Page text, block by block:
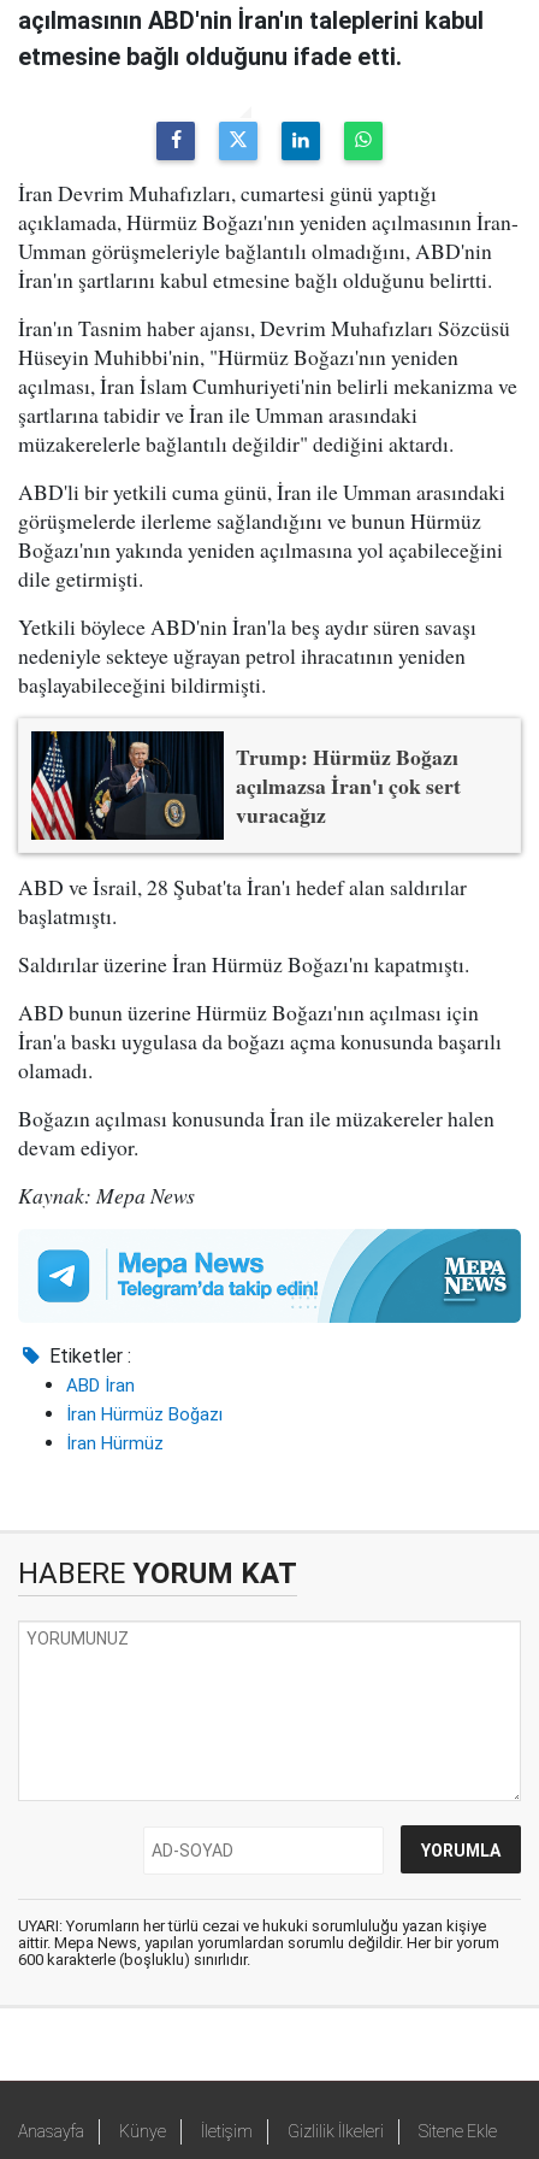
açılmasının ABD'nin İran'ın taleplerini kabul
etmesine bağlı olduğunu ifade etti.
İran Devrim Muhafızları, cumartesi günü yaptığı
açıklamada, Hürmüz Boğazı'nın yeniden açılmasının İran-
Umman görüşmeleriyle bağlantılı olmadığını, ABD'nin
İran'ın şartlarını kabul etmesine bağlı olduğunu belirtti.
İran'ın Tasnim haber ajansı, Devrim Muhafızları Sözcüsü
Hüseyin Muhibbi'nin, "Hürmüz Boğazı'nın yeniden
açılması, İran İslam Cumhuriyeti'nin belirli mekanizma ve
şartlarına tabidir ve İran ile Umman arasındaki
müzakerelerle bağlantılı değildir" dediğini aktardı.
ABD'li bir yetkili cuma günü, İran ile Umman arasındaki
görüşmelerde ilerleme sağlandığını ve bunun Hürmüz
Boğazı'nın yakında yeniden açılmasına yol açabileceğini
dile getirmişti.
Yetkili böylece ABD'nin İran'la beş aydır süren savaşı
nedeniyle sekteye uğrayan petrol ihracatının yeniden
başlayabileceğini bildirmişti.
Trump: Hürmüz Boğazı
açılmazsa İran'ı çok sert
vuracağız
ABD ve İsrail, 28 Şubat'ta İran'ı hedef alan saldırılar
başlatmıştı.
Saldırılar üzerine İran Hürmüz Boğazı'nı kapatmıştı.
ABD bunun üzerine Hürmüz Boğazı'nın açılması için
İran'a baskı uygulasa da boğazı açma konusunda başarılı
olamadı.
Boğazın açılması konusunda İran ile müzakereler halen
devam ediyor.
Kaynak: Mepa News
Etiketler :
ABD İran
İran Hürmüz Boğazı
İran Hürmüz
HABERE YORUM KAT
UYARI: Yorumların her türlü cezai ve hukuki sorumluluğu yazan kişiye
aittir. Mepa News, yapılan yorumlardan sorumlu değildir. Her bir yorum
600 karakterle (boşluklu) sınırlıdır.
Anasayfa Künye İletişim Gizlilik İlkeleri Sitene Ekle